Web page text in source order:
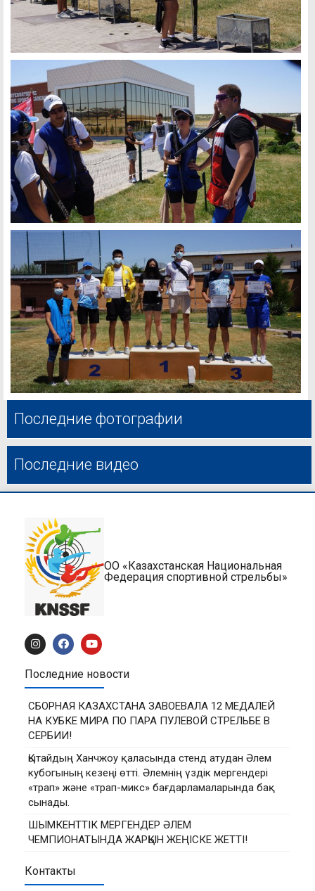
Последние фотографии
Последние видео
ОО «Казахстанская Национальная
Федерация спортивной стрельбы»
Последние новости
СБОРНАЯ КАЗАХСТАНА ЗАВОЕВАЛА 12 МЕДАЛЕЙ
НА КУБКЕ МИРА ПО ПАРА ПУЛЕВОЙ СТРЕЛЬБЕ В
СЕРБИИ!
Қытайдың Ханчжоу қаласында стенд атудан Әлем
кубогының кезеңі өтті. Әлемнің үздік мергендері
«трап» және «трап-микс» бағдарламаларында бақ
сынады.
ШЫМКЕНТТІК МЕРГЕНДЕР ӘЛЕМ
ЧЕМПИОНАТЫНДА ЖАРҚЫН ЖЕҢІСКЕ ЖЕТТІ!
Контакты